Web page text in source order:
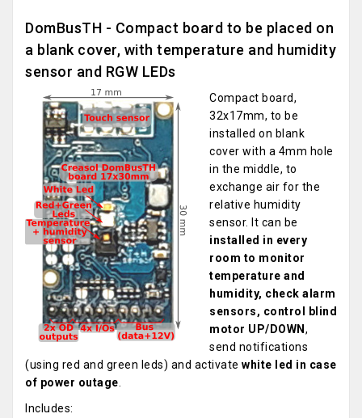
DomBusTH - Compact board to be placed on
a blank cover, with temperature and humidity
sensor and RGW LEDs
Compact board,
32x17mm, to be
installed on blank
cover with a 4mm hole
in the middle, to
exchange air for the
relative humidity
sensor. It can be
installed in every
room to monitor
temperature and
humidity, check alarm
sensors, control blind
motor UP/DOWN ,
send notifications
(using red and green leds) and activate white led in case
of power outage
Includes: